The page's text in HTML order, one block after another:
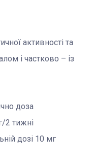
активності та
і частково – із
доза
2 тижні
дозі 10 мг